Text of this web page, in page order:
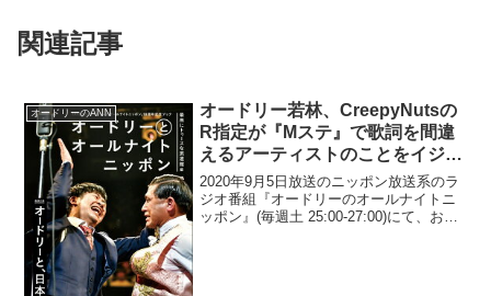
関連記事
オードリーのANN
オードリー若林、CreepyNutsの
R指定が『Mステ』で歌詞を間違
えるアーティストのことをイジっ
ていながら自分が間違えていたこ
とに苦言「遅刻とかしてっか
ら…」
2020年9月5日放送のニッポン放送系のラ
ジオ番組『オードリーのオールナイトニ
ッポン』(毎週土 25:00-27:00)にて、お笑